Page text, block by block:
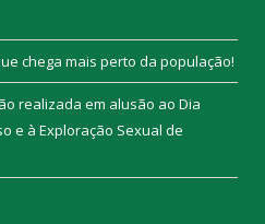
chega mais perto da população!
realizada em alusão ao Dia
e à Exploração Sexual de